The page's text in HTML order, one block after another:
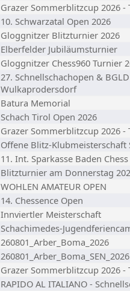
Grazer Sommerblitzcup 2026 -
10. Schwarzatal Open 2026
Gloggnitzer Blitzturnier 2026
Elberfelder Jubiläumsturnier
Gloggnitzer Chess960 Turnier
27. Schnellschachopen &
Wulkaprodersdorf
Batura Memorial
Schach Tirol Open 2026
Grazer Sommerblitzcup 2026 -
Offene Blitz-Klubmeisterschaft
11. Int. Sparkasse Baden
Blitzturnier am Donnerstag
WOHLEN AMATEUR OPEN
14. Chessence Open
Innviertler Meisterschaft
Schachimedes-
260801_Arber_Boma_2026
260801_Arber_Boma_SEN_2026
Grazer Sommerblitzcup 2026 -
RAPIDO AL ITALIANO -